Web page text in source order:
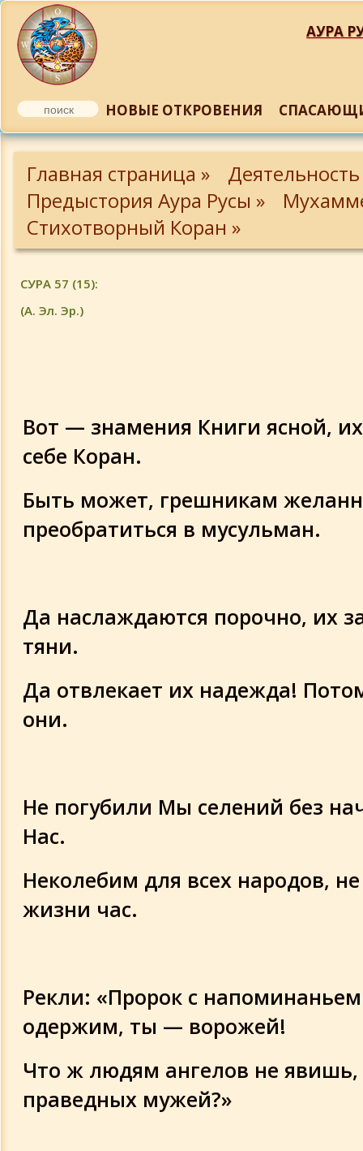
АУРА
НОВЫЕ ОТКРОВЕНИЯ
Главная страница »
Предыстория Аура Русы »
Стихотворный Коран »
СУРА 57 (15):
(А. Эл. Эр.)
Вот — знамения Книги ясной,
себе Коран.
Быть может, грешникам
преобратиться в мусульман.
Да наслаждаются порочно, их
тяни.
Да отвлекает их надежда!
они.
Не погубили Мы селений без
Нас.
Неколебим для всех народов,
жизни час.
Рекли: «Пророк с
одержим, ты — ворожей!
Что ж людям ангелов не явишь,
праведных мужей?»
Суры 1 - 11
Суры 12-18
Суры 19-29
Суры 30-39
Суры 49-52
Суры 53-56
Суры 57-58
Суры 61-63
Суры 64-65
Суры 66-67
Суры 70-71
Суры 72-73
Суры 74-75